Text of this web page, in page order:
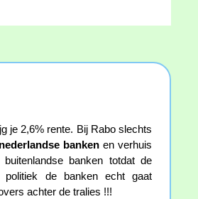
je 2,6% rente. Bij Rabo slechts
bankenen verhuis
banken totdat de
politiek de banken echt gaat
achter de tralies !!!